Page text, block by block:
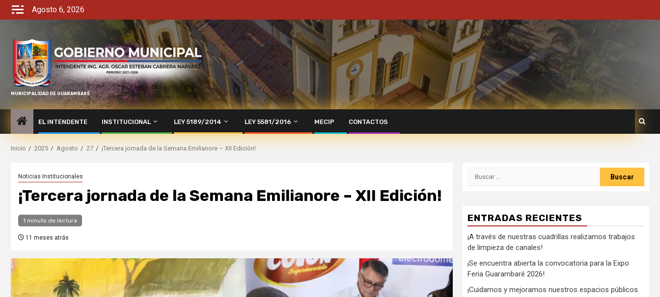
Agosto 6, 2026
MUNICIPALIDAD DE GUARAMBARÉ
EL INTENDENTE INSTITUCIONAL LEY 5189/2014 LEY 5581/2016 MECIP CONTACTOS
Inicio 2025 Agosto 27 ¡Tercera jornada de la Semana Emilianore – XII Edición!
Noticias Institucionales
¡Tercera jornada de la Semana Emilianore – XII Edición!
1 minuto de lectura
11 meses atrás
ENTRADAS RECIENTES
¡A través de nuestras cuadrillas realizamos trabajos
de limpieza de canales!
¡Se encuentra abierta la convocatoria para la Expo
Feria Guarambaré 2026!
¡Cuidamos y mejoramos nuestros espacios públicos